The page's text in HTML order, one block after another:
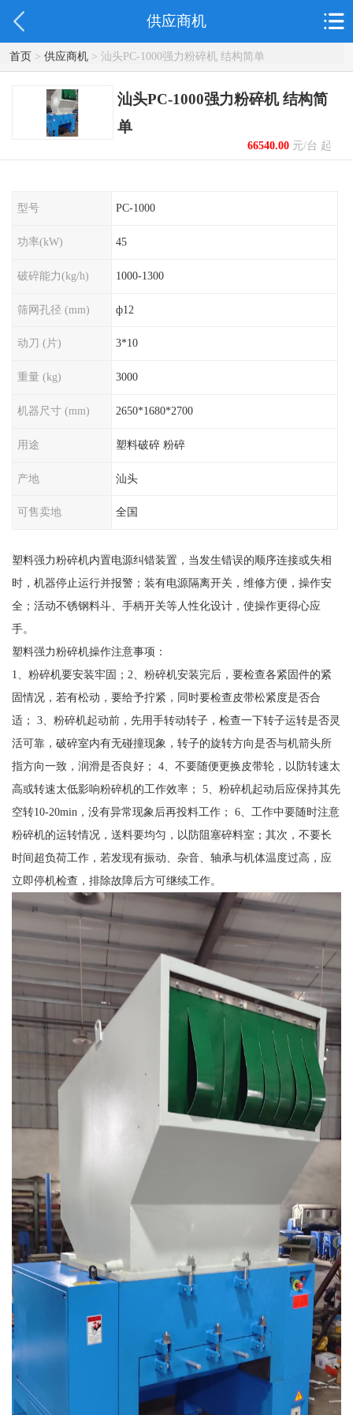
供应商机
首页> 供应商机> 汕头PC-1000强力粉碎机 结构简单
汕头PC-1000强力粉碎机 结构简
单
66540.00元/台 起
型号 PC-1000
功率(kW) 45
破碎能力(kg/h) 1000-1300
筛网孔径 (mm) ф12
动刀 (片) 3*10
重量 (kg) 3000
机器尺寸 (mm) 2650*1680*2700
用途 塑料破碎 粉碎
产地 汕头
可售卖地 全国
塑料强力粉碎机内置电源纠错装置，当发生错误的顺序连接或失相
时，机器停止运行并报警；装有电源隔离开关，维修方便，操作安
全；活动不锈钢料斗、手柄开关等人性化设计，使操作更得心应
手。
塑料强力粉碎机操作注意事项：
1、粉碎机要安装牢固；2、粉碎机安装完后，要检查各紧固件的紧
固情况，若有松动，要给予拧紧，同时要检查皮带松紧度是否合
适； 3、粉碎机起动前，先用手转动转子，检查一下转子运转是否灵
活可靠，破碎室内有无碰撞现象，转子的旋转方向是否与机箭头所
指方向一致，润滑是否良好； 4、不要随便更换皮带轮，以防转速太
高或转速太低影响粉碎机的工作效率； 5、粉碎机起动后应保持其先
空转10-20min，没有异常现象后再投料工作； 6、工作中要随时注意
粉碎机的运转情况，送料要均匀，以防阻塞碎料室；其次，不要长
时间超负荷工作，若发现有振动、杂音、轴承与机体温度过高，应
立即停机检查，排除故障后方可继续工作。